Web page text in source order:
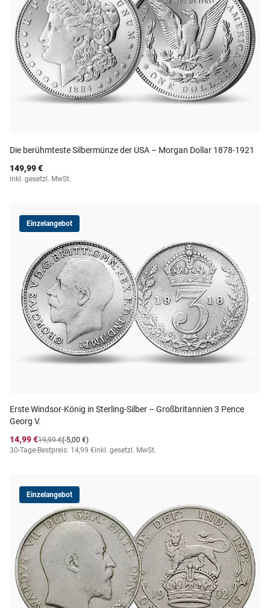
Die berühmteste Silbermünze der USA – Morgan Dollar 1878-1921
149,99 €
inkl. gesetzl. MwSt.
Einzelangebot
Erste Windsor-König in Sterling-Silber – Großbritannien 3 Pence
Georg V.
14,99 €
(-5,00 €)
19,99 €
30-Tage-Bestpreis: 14,99 €inkl. gesetzl. MwSt.
Einzelangebot